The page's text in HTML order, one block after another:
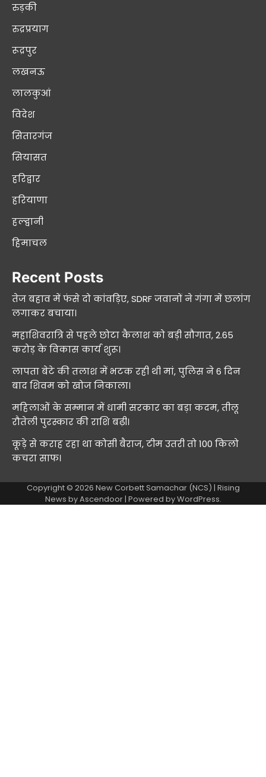
रुड़की
रुद्रप्रयाग
रूद्रपुर
लखनऊ
लालकुआं
विदेश
सितारगंज
सियासत
हरिद्वार
हरियाणा
हल्द्वानी
हिमाचल
Recent Posts
तेज बहाव में फंसे दो कांवड़िए, SDRF जवानों ने गंगा में छलांग
लगाकर बचाया।
महाशिवरात्रि से पहले छोटा कैलाश को बड़ी सौगात, 2.65
करोड़ के विकास कार्य शुरू।
लापता बेटे की तलाश में भटक रही थी मां, पुलिस ने 6 दिन
बाद शिवम को खोज निकाला।
महिलाओं के सम्मान में धामी सरकार का बड़ा कदम, तीलू
रौतेली पुरस्कार की राशि बढ़ी।
कूड़े से कराह रहा था कोसी बैराज, टीम उतरी तो 100 किलो
कचरा साफ।
Copyright © 2026 New Corbett Samachar (NCS) | Rising
News byAscendoor| Powered byWordPress.